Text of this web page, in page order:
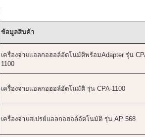
ข้อมูลสินค้า
เครื่องจ่ายแอลกอฮอล์อัตโนมัติพร้อมAdapter รุ่น
1100
เครื่องจ่ายแอลกอฮอล์อัตโนมัติ รุ่น CPA-1100
เครื่องจ่ายสเปรย์แอลกอฮอล์อัตโนมัติ รุ่น AP 568